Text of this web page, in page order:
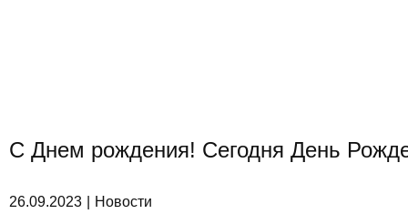
С Днем рождения! Сегодня День
26.09.2023 Новости